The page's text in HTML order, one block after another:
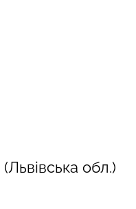
(Львівська обл.)